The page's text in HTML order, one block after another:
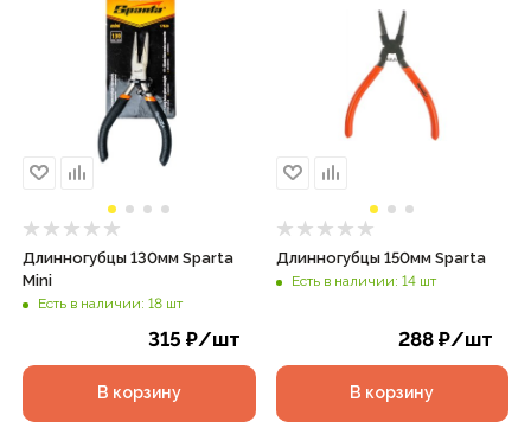
Длинногубцы 130мм Sparta
Mini
Есть в наличии: 18 шт
315 ₽/шт
В корзину
Длинногубцы 150мм Sparta
Есть в наличии: 14 шт
288 ₽/шт
В корзину